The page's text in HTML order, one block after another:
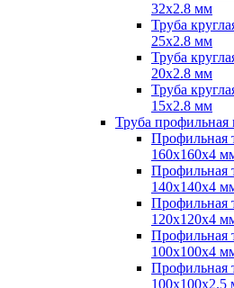
32х2.8 мм
Труба
25х2.8 мм
Труба
20х2.8 мм
Труба
15х2.8 мм
Труба профильная
Профильная
160х160х4
Профильная
140х140х4
Профильная
120х120х4
Профильная
100х100х4
Профильная
100х100х2.5